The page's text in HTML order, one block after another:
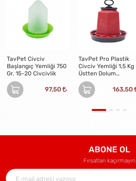
TavPet Civciv
Başlangıç Yemliği 750
Gr. 15-20 Civcivlik
97,50
TavPet Pro Plastik
Civciv Yemliği 1,5 Kg
Üstten Dolum
Asılabilir
163,50
ABONE OL
Fırsatları kaçırmayın